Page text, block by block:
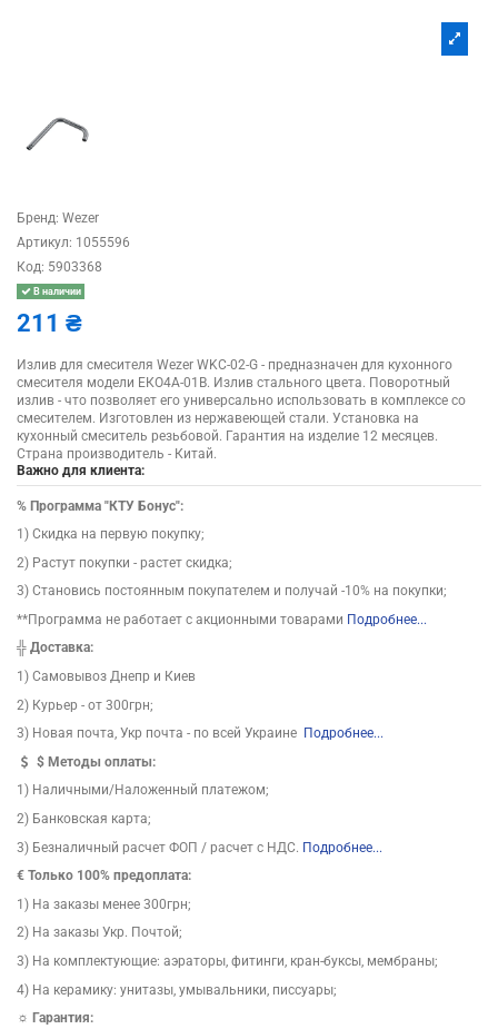
Бренд: Wezer
Артикул: 1055596
Код: 5903368
В наличии
211 ₴
Излив для смесителя Wezer WKC-02-G - предназначен для кухонного
смесителя модели ЕКО4A-01B. Излив стального цвета. Поворотный
излив - что позволяет его универсально использовать в комплексе со
смесителем. Изготовлен из нержавеющей стали. Установка на
кухонный смеситель резьбовой. Гарантия на изделие 12 месяцев.
Страна производитель - Китай.
Важно для клиента:
% Программа "КТУ Бонус":
1) Скидка на первую покупку;
2) Растут покупки - растет скидка;
3) Становись постоянным покупателем и получай -10% на покупки;
**Программа не работает с акционными товарами Подробнее...
╬ Доставка:
1) Самовывоз Днепр и Киев
2) Курьер - от 300грн;
3) Новая почта, Укр почта - по всей Украине Подробнее...
$Методы оплаты:
1) Наличными/Наложенный платежом;
2) Банковская карта;
3) Безналичный расчет ФОП / расчет с НДС. Подробнее...
€ Только 100% предоплата:
1) На заказы менее 300грн;
2) На заказы Укр. Почтой;
3) На комплектующие: аэраторы, фитинги, кран-буксы, мембраны;
4) На керамику: унитазы, умывальники, писсуары;
☼ Гарантия: